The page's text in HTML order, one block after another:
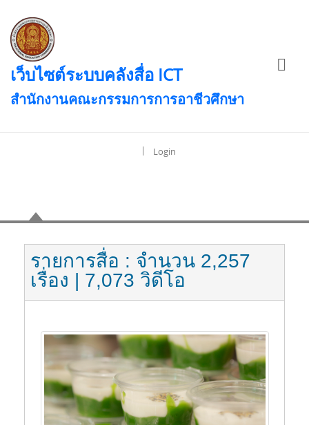
เว็บไซต์ระบบคลังสื่อ ICT
สำนักงานคณะกรรมการการอาชีวศึกษา
| Login
รายการสื่อ : จำนวน 2,257
เรื่อง | 7,073 วิดีโอ